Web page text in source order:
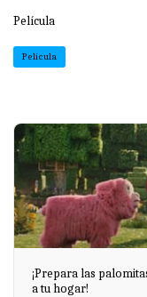
Película
Película
¡Prepara las
a tu hogar!